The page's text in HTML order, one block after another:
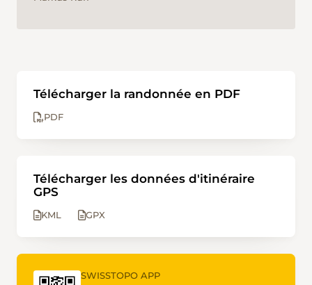
Télécharger la randonnée en PDF
PDF
Télécharger les données d'itinéraire
GPS
KML GPX
SWISSTOPO APP